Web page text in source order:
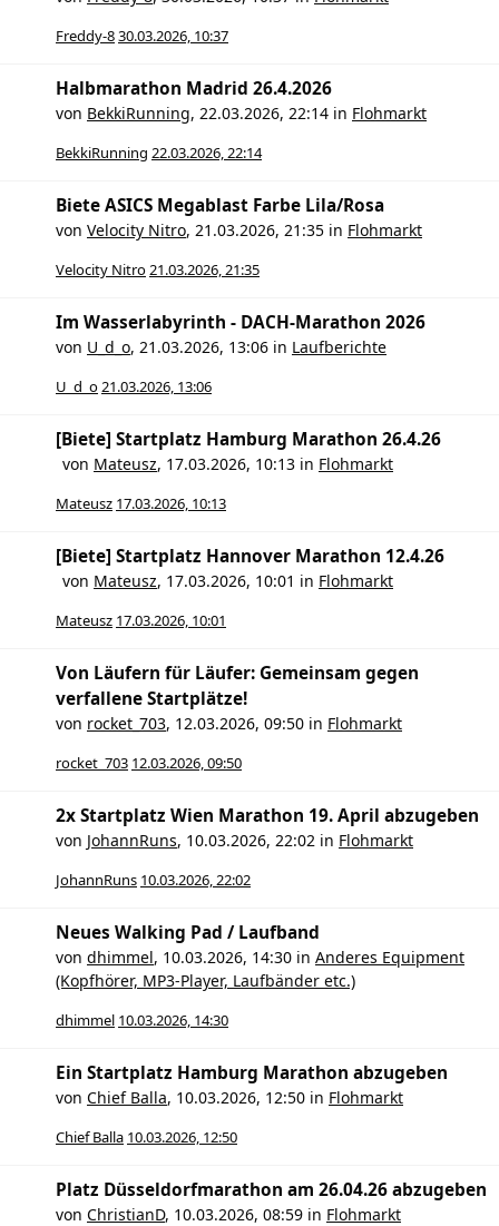
Freddy-830.03.2026, 10:37
Halbmarathon Madrid 26.4.2026
von BekkiRunning, 22.03.2026, 22:14 in Flohmarkt
BekkiRunning 22.03.2026, 22:14
Biete ASICS Megablast Farbe Lila/Rosa
von Velocity Nitro, 21.03.2026, 21:35 in Flohmarkt
Velocity Nitro21.03.2026, 21:35
Im Wasserlabyrinth - DACH-Marathon 2026
von U_d_o, 21.03.2026, 13:06 in Laufberichte
U_d_o21.03.2026, 13:06
[Biete] Startplatz Hamburg Marathon 26.4.26
von Mateusz, 17.03.2026, 10:13 in Flohmarkt
Mateusz 17.03.2026, 10:13
[Biete] Startplatz Hannover Marathon 12.4.26
von Mateusz, 17.03.2026, 10:01 in Flohmarkt
Mateusz 17.03.2026, 10:01
Von Läufern für Läufer: Gemeinsam gegen
verfallene Startplätze!
von rocket_703, 12.03.2026, 09:50 in Flohmarkt
rocket_703 12.03.2026, 09:50
2x Startplatz Wien Marathon 19. April abzugeben
von JohannRuns, 10.03.2026, 22:02 in Flohmarkt
JohannRuns 10.03.2026, 22:02
Neues Walking Pad / Laufband
von dhimmel, 10.03.2026, 14:30 in Anderes Equipment
(Kopfhörer, MP3-Player, Laufbänder etc.)
dhimmel 10.03.2026, 14:30
Ein Startplatz Hamburg Marathon abzugeben
von Chief Balla, 10.03.2026, 12:50 in Flohmarkt
Chief Balla 10.03.2026, 12:50
Platz Düsseldorfmarathon am 26.04.26 abzugeben
von ChristianD, 10.03.2026, 08:59 in Flohmarkt